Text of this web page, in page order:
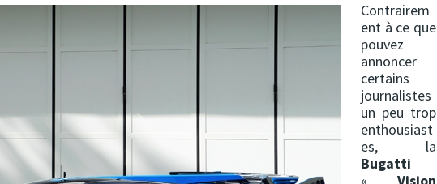
Contrairem
ent à ce que
pouvez
annoncer
certains
journalistes
un peu trop
enthousiast
es, la
Bugatti